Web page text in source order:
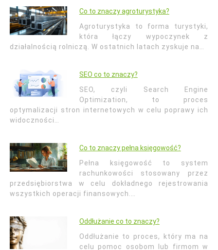
Co to znaczy agroturystyka?
Agroturystyka to forma turystyki,
która łączy wypoczynek z
działalnością rolniczą. W ostatnich latach zyskuje na…
SEO co to znaczy?
SEO, czyli Search Engine
Optimization, to proces
optymalizacji stron internetowych w celu poprawy ich
widoczności…
Co to znaczy pełna księgowość?
Pełna księgowość to system
rachunkowości stosowany przez
przedsiębiorstwa w celu dokładnego rejestrowania
wszystkich operacji finansowych.…
Oddłużanie co to znaczy?
Oddłużanie to proces, który ma na
celu pomoc osobom lub firmom w